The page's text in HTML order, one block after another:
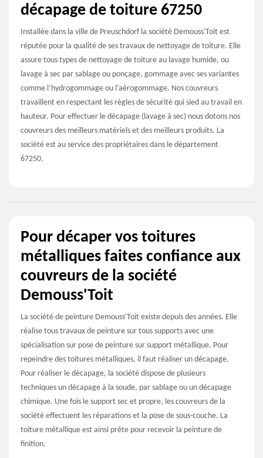
décapage de toiture 67250
Installée dans la ville de Preuschdorf la société Demouss'Toit est
réputée pour la qualité de ses travaux de nettoyage de toiture. Elle
assure tous types de nettoyage de toiture au lavage humide, ou
lavage à sec par sablage ou ponçage, gommage avec ses variantes
comme l’hydrogommage ou l’aérogommage. Nos couvreurs
travaillent en respectant les règles de sécurité qui sied au travail en
hauteur. Pour effectuer le décapage (lavage à sec) nous dotons nos
couvreurs des meilleurs matériels et des meilleurs produits. La
société est au service des propriétaires dans le département
67250.
Pour décaper vos toitures
métalliques faites confiance aux
couvreurs de la société
Demouss'Toit
La société de peinture Demouss'Toit existe depuis des années. Elle
réalise tous travaux de peinture sur tous supports avec une
spécialisation sur pose de peinture sur support métallique. Pour
repeindre des toitures métalliques, il faut réaliser un décapage.
Pour réaliser le décapage, la société dispose de plusieurs
techniques un décapage à la soude, par sablage ou un décapage
chimique. Une fois le support sec et propre, les couvreurs de la
société effectuent les réparations et la pose de sous-couche. La
toiture métallique est ainsi prête pour recevoir la peinture de
finition.